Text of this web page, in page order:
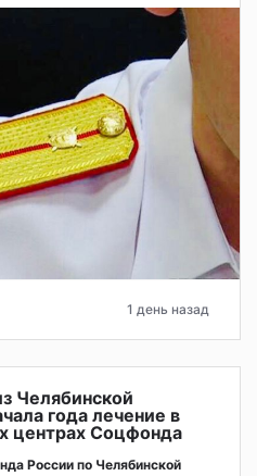
1 день назад
Челябинской
года лечение в
центрах Соцфонда
России по Челябинской